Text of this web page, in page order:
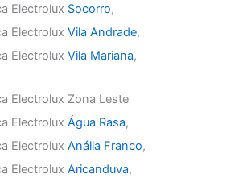
Electrolux Socorro,
ElectroluxVila Andrade,
ElectroluxVila Mariana,
Electrolux Zona Leste
ElectroluxÁgua Rasa,
ElectroluxAnália Franco,
ElectroluxAricanduva,